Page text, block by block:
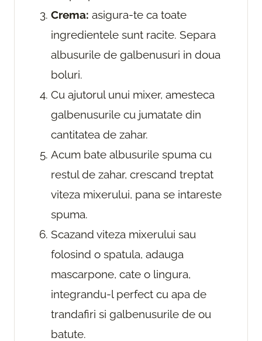
Crema: asigura-te ca toate
ingredientele sunt racite. Separa
albusurile de galbenusuri in doua
boluri.
Cu ajutorul unui mixer, amesteca
galbenusurile cu jumatate din
cantitatea de zahar.
Acum bate albusurile spuma cu
restul de zahar, crescand treptat
viteza mixerului, pana se intareste
spuma.
Scazand viteza mixerului sau
folosind o spatula, adauga
mascarpone, cate o lingura,
integrandu-l perfect cu apa de
trandafiri si galbenusurile de ou
batute.